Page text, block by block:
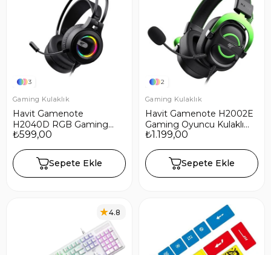
3
Gaming Kulaklık
Havit Gamenote
H2040D RGB Gaming
Mikrofonlu Oyuncu
₺599,00
Sepete Ekle
2
Gaming Kulaklık
Havit Gamenote H2002E
Gaming Oyuncu Kulaklığı
- Yeşil
₺1.199,00
Sepete Ekle
4.8